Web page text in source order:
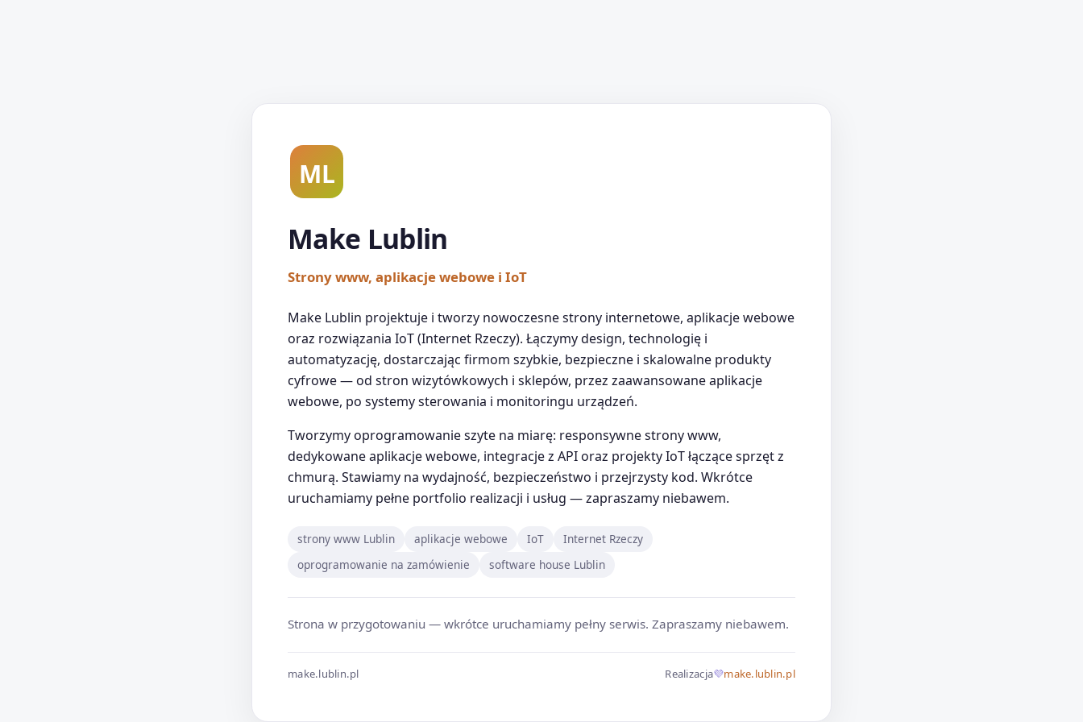
ML
Make Lublin
Strony www, aplikacje webowe i IoT
Make Lublin projektuje i tworzy nowoczesne strony internetowe, aplikacje webowe
oraz rozwiązania IoT (Internet Rzeczy). Łączymy design, technologię i
automatyzację, dostarczając firmom szybkie, bezpieczne i skalowalne produkty
cyfrowe — od stron wizytówkowych i sklepów, przez zaawansowane aplikacje
webowe, po systemy sterowania i monitoringu urządzeń.
Tworzymy oprogramowanie szyte na miarę: responsywne strony www,
dedykowane aplikacje webowe, integracje z API oraz projekty IoT łączące sprzęt z
chmurą. Stawiamy na wydajność, bezpieczeństwo i przejrzysty kod. Wkrótce
uruchamiamy pełne portfolio realizacji i usług — zapraszamy niebawem.
strony www Lublin aplikacje webowe IoT
Internet Rzeczy
oprogramowanie na zamówienie
software house Lublin
Strona w przygotowaniu — wkrótce uruchamiamy pełny serwis. Zapraszamy niebawem.
make.lublin.pl Realizacja💜make.lublin.pl